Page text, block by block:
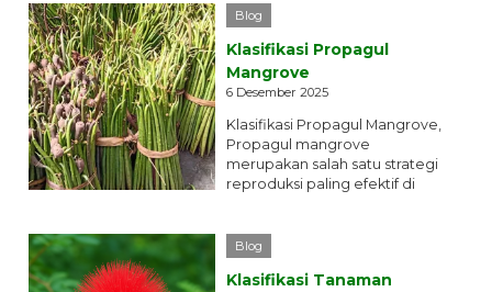
selengkapnya
Blog
Klasifikasi Propagul
Mangrove
6 Desember 2025
Klasifikasi Propagul Mangrove,
Propagul mangrove
merupakan salah satu strategi
reproduksi paling efektif di
selengkapnya
Blog
Klasifikasi Tanaman